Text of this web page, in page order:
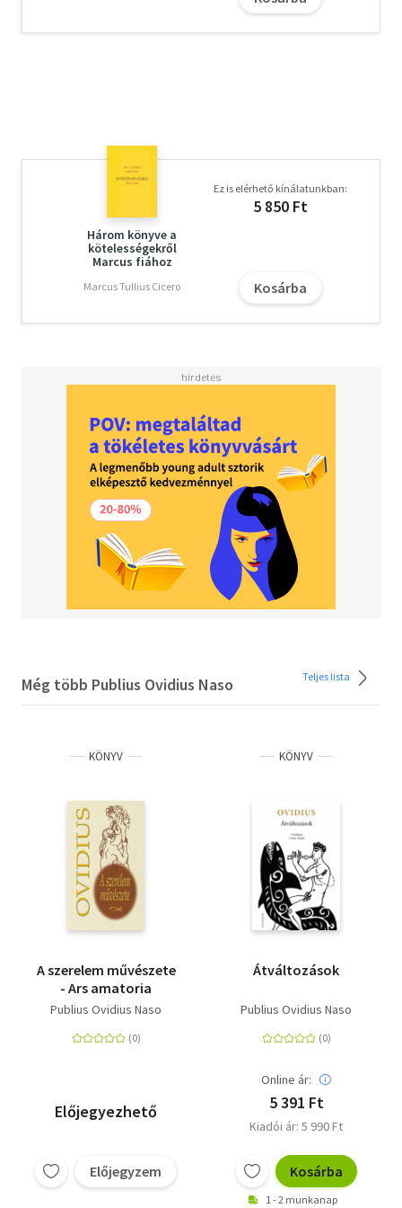
Három könyve a
kötelességekről
Marcus fiához
Marcus Tullius Cicero
Ez is elérhető kínálatunkban:
5 850 Ft
Kosárba
Még több Publius Ovidius Naso Teljes lista
KÖNYV
A szerelem művészete
- Ars amatoria
Publius Ovidius Naso
Előjegyezhető
Előjegyzem
KÖNYV
Átváltozások
Publius Ovidius Naso
Online ár:
5 391 Ft
Kiadói ár: 5 990 Ft
Kosárba
1 - 2 munkanap